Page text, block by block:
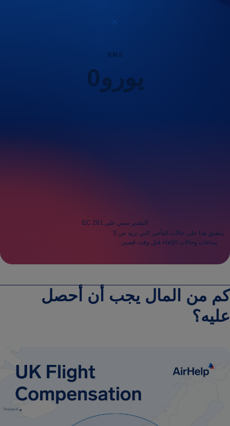
0
يورو0
التقدير مبني على EC 261
ينطبق هذا على حالات التأخير التي تزيد عن 3
ساعات وحالات الإلغاء قبل وقت قصير.
كم من المال يجب أن أحصل
عليه؟